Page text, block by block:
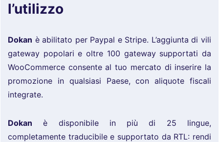
l’utilizzo
Dokan è abilitato per Paypal e Stripe. L’aggiunta di vili
gateway popolari e oltre 100 gateway supportati da
WooCommerce consente al tuo mercato di inserire la
promozione in qualsiasi Paese, con aliquote fiscali
integrate.
Dokan è disponibile in più di 25 lingue,
completamente traducibile e supportato da RTL: rendi